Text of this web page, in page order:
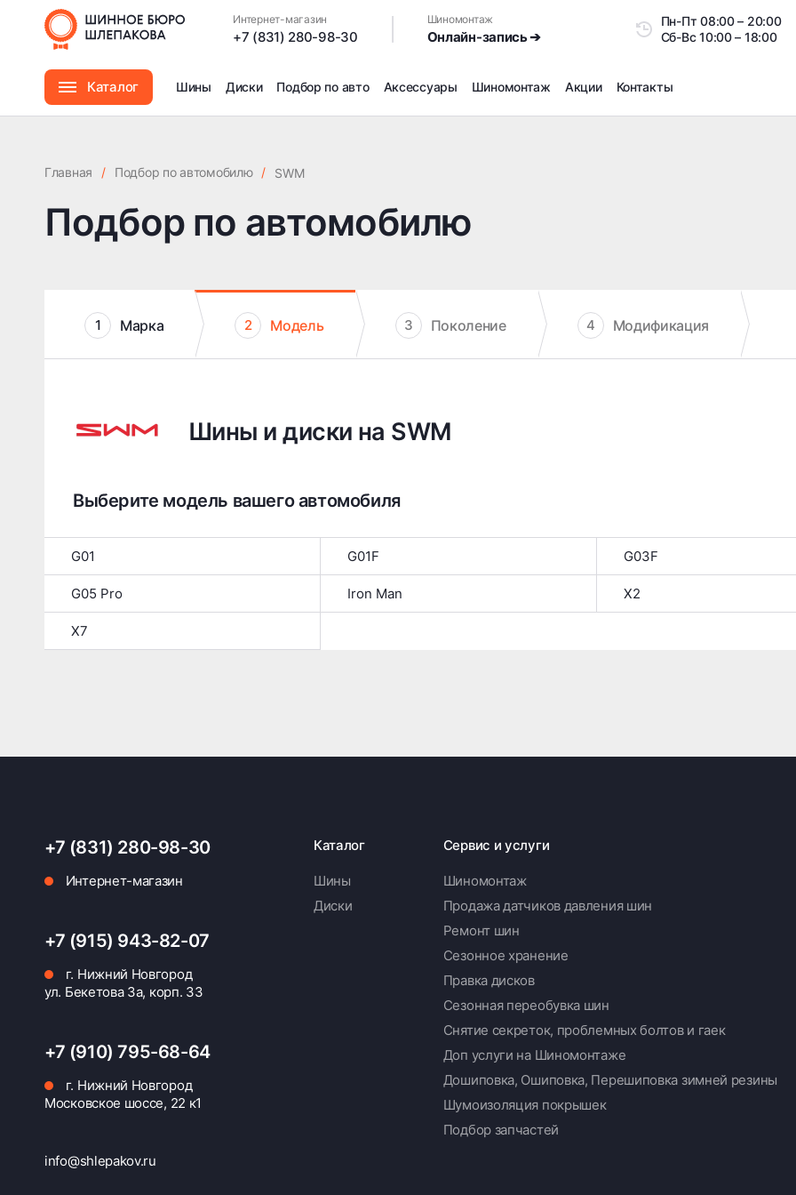
Интернет-магазин
+7 (831) 280-98-30
Шиномонтаж
Онлайн-запись ➔
Пн-Пт08:00 – 20:00
Сб-Вс10:00 – 18:00
Каталог
Автомасла
Шины Диски Подбор по авто Аксессуары Шиномонтаж
Сезонное хранение
Правка дисков
Доп услуги на Шиномонтаже
Дошиповка, Ошиповка, Перешиповка зимней резины
Шумоизоляция покрышек
Акции Контакты
Главная / Подбор по автомобилю / SWM
Подбор по автомобилю
1 Марка 2 Модель 3 Поколение 4 Модификация
Шины и диски на SWM
Выберите модель вашего автомобиля
G01 G01F G03F
G05 Pro Iron Man X2
X7
+7 (831) 280-98-30
Интернет-магазин
+7 (915) 943-82-07
г. Нижний Новгород
ул. Бекетова 3а, корп. 33
+7 (910) 795-68-64
г. Нижний Новгород
Московское шоссе, 22 к1
info@shlepakov.ru
Каталог
Шины
Диски
Сервис и услуги
Шиномонтаж
Продажа датчиков давления шин
Ремонт шин
Сезонное хранение
Правка дисков
Сезонная переобувка шин
Снятие секреток, проблемных болтов и гаек
Доп услуги на Шиномонтаже
Дошиповка, Ошиповка, Перешиповка зимней резины
Шумоизоляция покрышек
Подбор запчастей